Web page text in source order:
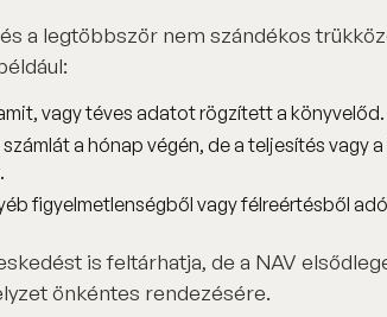
a legtöbbször nem szándékos
vagy téves adatot rögzített a könyvelőd.
a hónap végén, de a teljesítés vagy
figyelmetlenségből vagy félreértésből
is feltárhatja, de a NAV
önkéntes rendezésére.